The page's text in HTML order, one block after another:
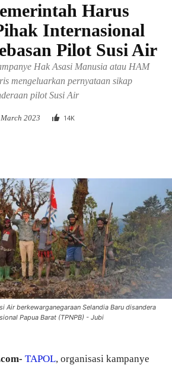
Harus
Internasional
Pilot Susi Air
Hak Asasi Manusia atau HAM
mengeluarkan pernyataan sikap
pilot Susi Air
2023 14K
Air berkewarganegaraan Selandia Baru disandera
Papua Barat (TPNPB) - Jubi
TAPOL, organisasi kampanye